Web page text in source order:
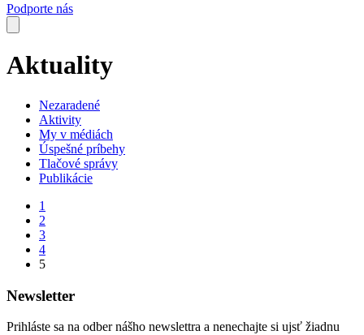
Podporte nás
Aktuality
Nezaradené
Aktivity
My v médiách
Úspešné príbehy
Tlačové správy
Publikácie
1
2
3
4
5
Newsletter
Prihláste sa na odber nášho newslettra a nenechajte si ujsť žiadnu